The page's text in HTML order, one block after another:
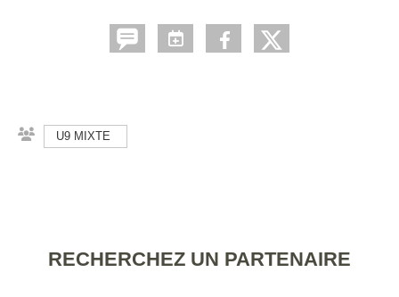
U9 MIXTE
RECHERCHEZ UN PARTENAIRE